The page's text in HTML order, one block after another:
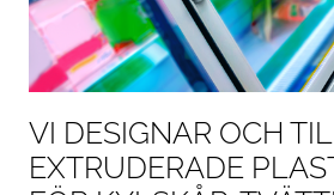
VI DESIGNAR OCH
EXTRUDERADE